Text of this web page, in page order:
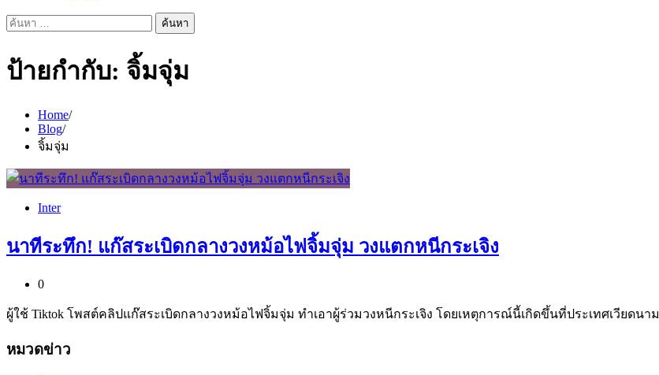
ค้นหา
ป้ายกำกับ: จิ้มจุ่ม
Home
Blog
จิ้มจุ่ม
Inter
นาทีระทึก! แก๊สระเบิดกลางวงหม้อไฟจิ้มจุ่ม วงแตกหนีกระเจิง
0
ผู้ใช้ Tiktok โพสต์คลิปแก๊สระเบิดกลางวงหม้อไฟจิ้มจุ่ม ทำเอาผู้ร่วมวงหนีกระเจิง โดยเหตุการณ์นี้เกิดขึ้นที่ประเทศเวียดนาม
หมวดข่าว